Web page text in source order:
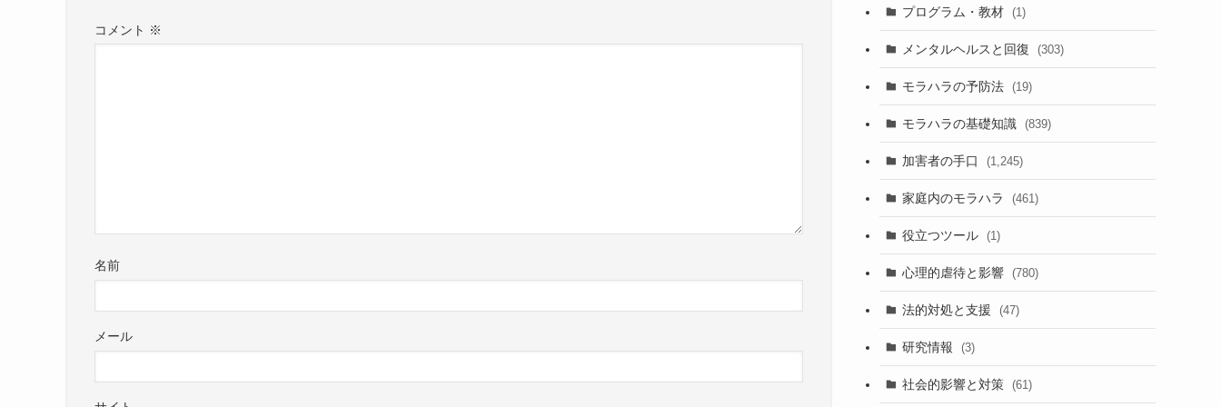
コメント ※
名前
メール
プログラム・教材 (1)
メンタルヘルスと回復 (303)
モラハラの予防法 (19)
モラハラの基礎知識 (839)
加害者の手口 (1,245)
家庭内のモラハラ (461)
役立つツール (1)
心理的虐待と影響 (780)
法的対処と支援 (47)
研究情報 (3)
社会的影響と対策 (61)